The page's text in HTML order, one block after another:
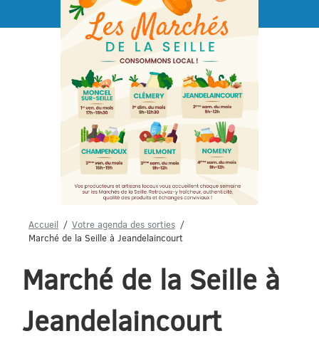
Menu
Accueil
Votre agenda des sorties
Marché de la Seille à Jeandelaincourt
Marché de la Seille à
Jeandelaincourt